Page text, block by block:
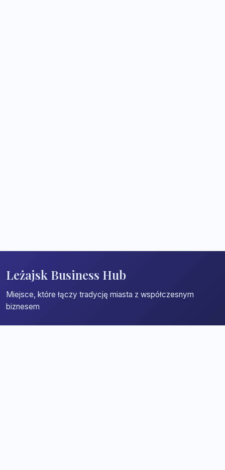
Leżajsk Business Hub
Miejsce, które łączy tradycję miasta z współczesnym
biznesem